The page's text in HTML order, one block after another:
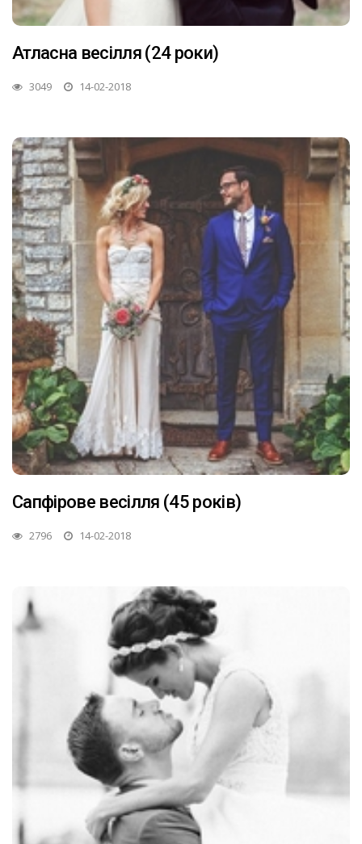
Атласна весілля (24 роки)
3049 14-02-2018
Сапфірове весілля (45 років)
2796 14-02-2018